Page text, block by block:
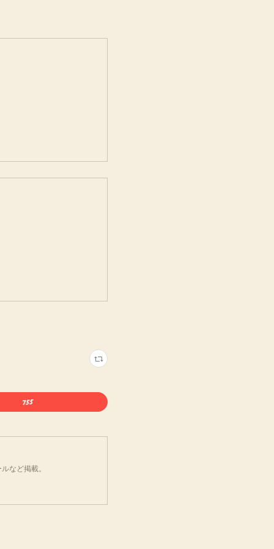
など掲載。